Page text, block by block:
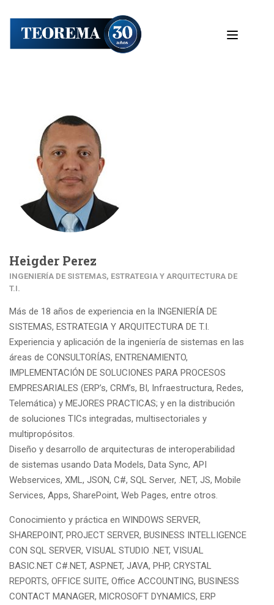
Heigder Perez
INGENIERÍA DE SISTEMAS, ESTRATEGIA Y ARQUITECTURA DE
T.I.
Más de 18 años de experiencia en la INGENIERÍA DE
SISTEMAS, ESTRATEGIA Y ARQUITECTURA DE T.I.
Experiencia y aplicación de la ingeniería de sistemas en las
áreas de CONSULTORÍAS, ENTRENAMIENTO,
IMPLEMENTACIÓN DE SOLUCIONES PARA PROCESOS
EMPRESARIALES (ERP’s, CRM’s, BI, Infraestructura, Redes,
Telemática) y MEJORES PRACTICAS; y en la distribución
de soluciones TICs integradas, multisectoriales y
multipropósitos.
Diseño y desarrollo de arquitecturas de interoperabilidad
de sistemas usando Data Models, Data Sync, API
Webservices, XML, JSON, C#, SQL Server, .NET, JS, Mobile
Services, Apps, SharePoint, Web Pages, entre otros.
Conocimiento y práctica en WINDOWS SERVER,
SHAREPOINT, PROJECT SERVER, BUSINESS INTELLIGENCE
CON SQL SERVER, VISUAL STUDIO .NET, VISUAL
BASIC.NET C#.NET, ASP.NET, JAVA, PHP, CRYSTAL
REPORTS, OFFICE SUITE, Office ACCOUNTING, BUSINESS
CONTACT MANAGER, MICROSOFT DYNAMICS, ERP